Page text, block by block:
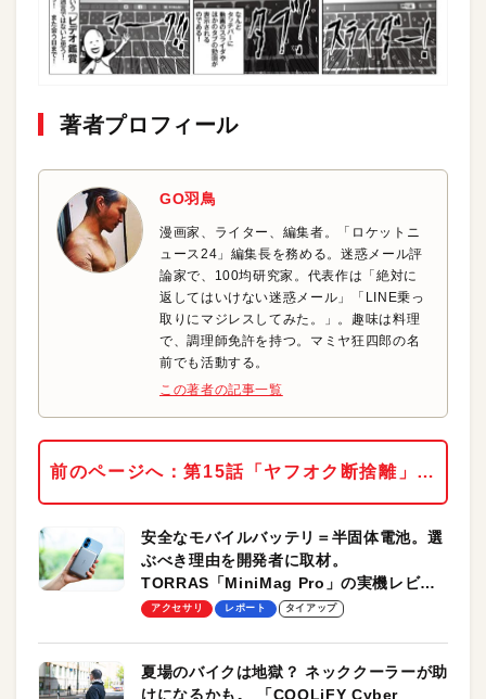
著者プロフィール
GO羽鳥
漫画家、ライター、編集者。「ロケットニ
ュース24」編集長を務める。迷惑メール評
論家で、100均研究家。代表作は「絶対に
返してはいけない迷惑メール」「LINE乗っ
取りにマジレスしてみた。」。趣味は料理
で、調理師免許を持つ。マミヤ狂四郎の名
前でも活動する。
この著者の記事一覧
前のページへ：第15話「ヤフオク断捨離」…
安全なモバイルバッテリ＝半固体電池。選
ぶべき理由を開発者に取材。
TORRAS「MiniMag Pro」の実機レビュ
ーも
アクセサリ レポート タイアップ
夏場のバイクは地獄？ ネッククーラーが助
けになるかも。 「COOLiFY Cyber